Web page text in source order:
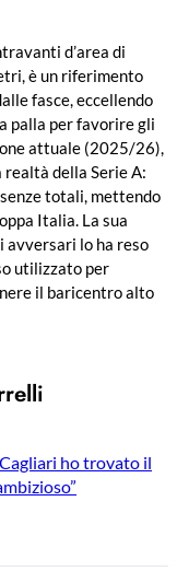
d’area di
è un riferimento
fasce, eccellendo
palla per favorire gli
attuale (2025/26),
della Serie A:
totali, mettendo
Italia. La sua
avversari lo ha reso
utilizzato per
il baricentro alto
ho trovato il